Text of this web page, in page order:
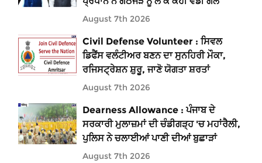
August 7th 2026
Civil Defense Volunteer : ਸਿਵਲ
ਡਿਫੈਂਸ ਵਲੰਟੀਅਰ ਬਣਨ ਦਾ ਸੁਨਹਿਰੀ ਮੌਕਾ,
ਰਜਿਸਟ੍ਰੇਸ਼ਨ ਸ਼ੁਰੂ, ਜਾਣੋ ਯੋਗਤਾ ਸ਼ਰਤਾਂ
August 7th 2026
Dearness Allowance : ਪੰਜਾਬ ਦੇ
ਸਰਕਾਰੀ ਮੁਲਾਜ਼ਮਾਂ ਦੀ ਚੰਡੀਗੜ੍ਹ 'ਚ ਮਹਾਂਰੈਲੀ,
ਪੁਲਿਸ ਨੇ ਚਲਾਈਆਂ ਪਾਣੀ ਦੀਆਂ ਬੁਛਾੜਾਂ
August 7th 2026